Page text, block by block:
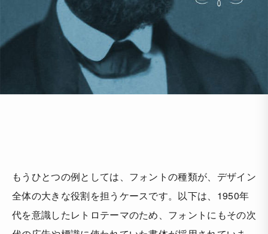
もうひとつの例としては、フォントの種類が、デザイン
全体の大きな役割を担うケースです。以下は、1950年
代を意識したレトロテーマのため、フォントにもその次